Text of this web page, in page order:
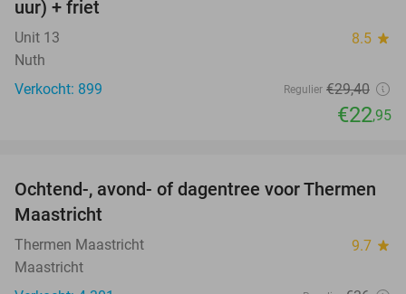
uur) + friet
Unit 13 8.5 star
Nuth
Verkocht: 899
Regulier €29,40
€22,95
25%
Ochtend-, avond- of dagentree voor Thermen
Maastricht
Thermen Maastricht 9.7 star
Maastricht